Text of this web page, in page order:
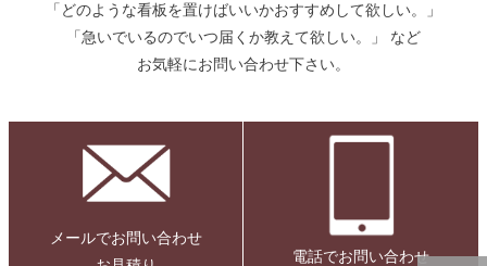
「どのような看板を置けばいいかおすすめして欲しい。」
「急いでいるのでいつ届くか教えて欲しい。」 など
お気軽にお問い合わせ下さい。
メールでお問い合わせ
電話でお問い合わせ